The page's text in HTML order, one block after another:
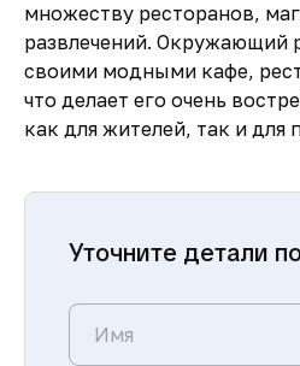
множеству ресторанов,
развлечений. Окружающий
своими модными кафе,
что делает его очень
как для жителей, так и для
Уточните детали